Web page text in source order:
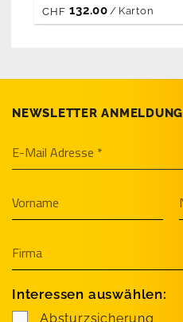
CHF 132.00 / Karton
NEWSLETTER ANMELDUNG
Interessen auswählen:
Absturzsicherung